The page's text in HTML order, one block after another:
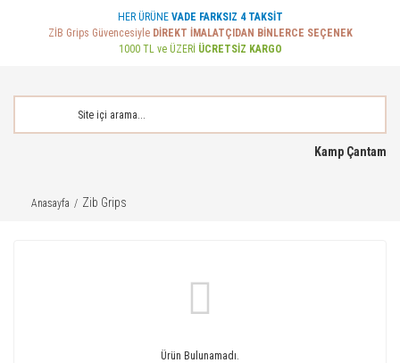
HER ÜRÜNE VADE FARKSIZ 4 TAKSİT
ZİB Grips Güvencesiyle DİREKT İMALATÇIDAN BİNLERCE SEÇENEK
1000 TL ve ÜZERİ ÜCRETSİZ KARGO
Kamp Çantam
Anasayfa Zib Grips
Ürün Bulunamadı.